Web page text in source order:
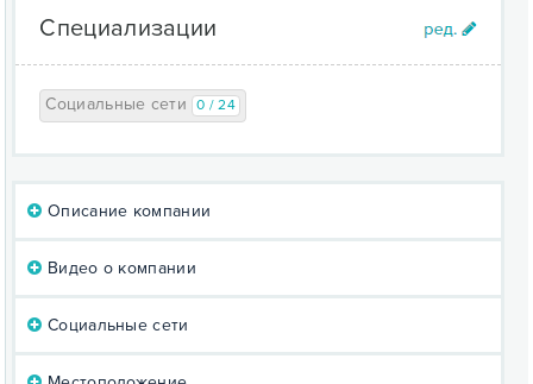
Специализации
Социальные сети 0 / 24
Описание компании
Видео о компании
Социальные сети